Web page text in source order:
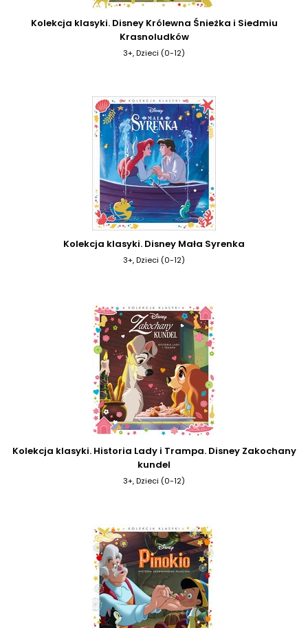
Kolekcja klasyki. Disney Królewna Śnieżka i Siedmiu
Krasnoludków
3+, Dzieci (0-12)
Kolekcja klasyki. Disney Mała Syrenka
3+, Dzieci (0-12)
Kolekcja klasyki. Historia Lady i Trampa. Disney Zakochany
kundel
3+, Dzieci (0-12)